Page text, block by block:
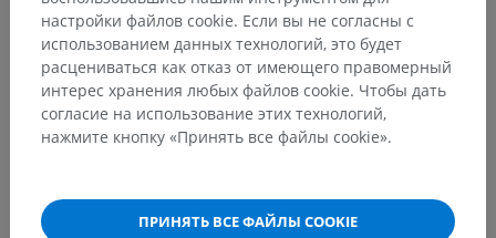
Переводы
Не стесняйтесь предложить поправку, свою версию
перевода или решение по улучшению контента.
настройки файлов cookie. Если вы не согласны с
использованием данных технологий, это будет
расцениваться как отказ от имеющего правомерный
интерес хранения любых файлов cookie. Чтобы дать
согласие на использование этих технологий,
нажмите кнопку «Принять все файлы cookie».
ПРИНЯТЬ ВСЕ ФАЙЛЫ COOKIE